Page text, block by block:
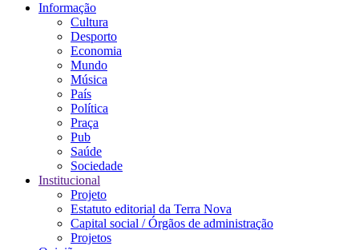
Informação
Cultura
Desporto
Economia
Mundo
Música
País
Política
Praça
Pub
Saúde
Sociedade
Institucional
Projeto
Estatuto editorial da Terra Nova
Capital social / Órgãos de administração
Projetos